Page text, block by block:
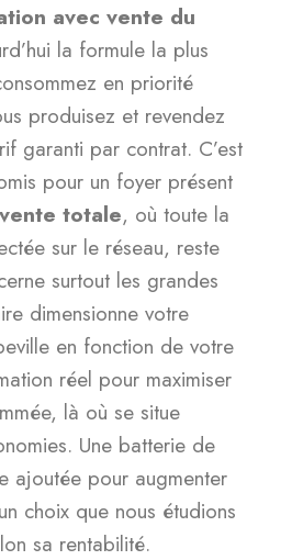
avec vente du
la formule la plus
en priorité
produisez et revendez
garanti par contrat. C’est
pour un foyer présent
totale, où toute la
sur le réseau, reste
surtout les grandes
dimensionne votre
en fonction de votre
réel pour maximiser
là où se situe
Une batterie de
ajoutée pour augmenter
choix que nous étudions
sa rentabilité.